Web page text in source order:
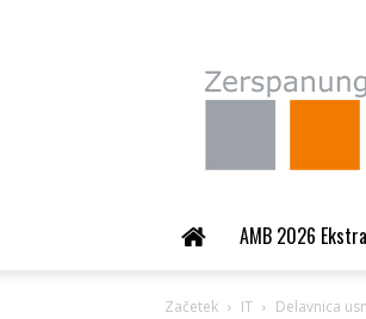
AMB 2026 Ekstra
Začetek IT Delavnica